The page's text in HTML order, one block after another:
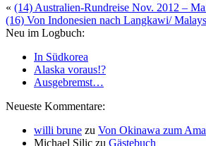
Beitrags-
Navigation
« (14) Australien-Rundreise Nov. 2012 –
(16) Von Indonesien nach Langkawi/
Neu im Logbuch:
In Südkorea
Alaska voraus!?
Ausgebremst…
Neueste Kommentare:
willi brune zu Von Okinawa zum
Michael Silic zu Gästebuch